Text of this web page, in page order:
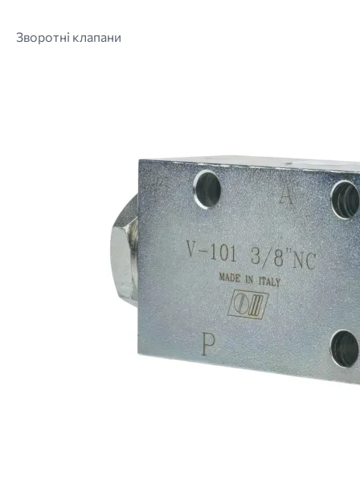
Зворотні клапани